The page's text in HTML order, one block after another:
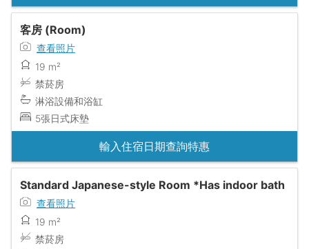
客房 (Room)
查看照片
19 m²
禁菸房
淋浴設備和浴缸
5張日式床墊
輸入住宿日期查詢特惠
Standard Japanese-style Room *Has indoor bath
查看照片
19 m²
禁菸房